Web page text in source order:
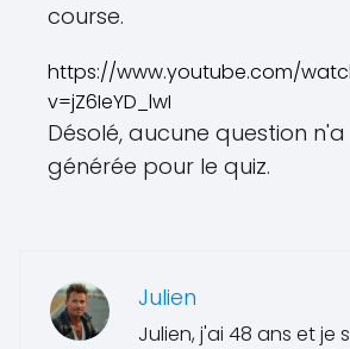
course.
https://www.youtube.com/
v=jZ6IeYD_lwI
Désolé, aucune question
générée pour le quiz.
Julien
Julien, j'ai 48 ans et je